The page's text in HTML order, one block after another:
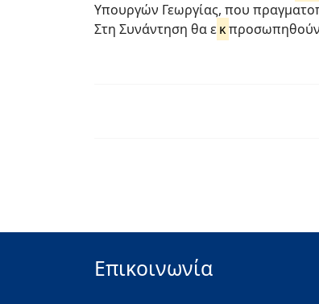
Υπουργών Γεωργίας, που
Στη Συνάντηση θα εκ
Επικοινωνία